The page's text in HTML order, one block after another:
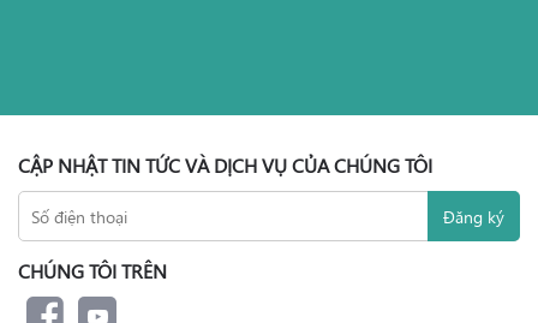
CẬP NHẬT TIN TỨC VÀ DỊCH VỤ CỦA CHÚNG TÔI
CHÚNG TÔI TRÊN